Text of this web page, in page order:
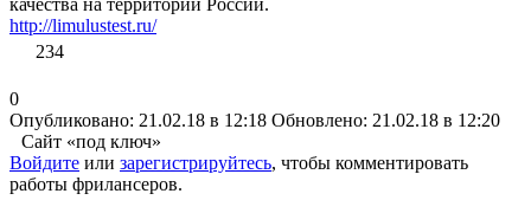
http://limulustest.ru/
234
0
Опубликовано: 21.02.18 в 12:18 Обновлено: 21.02.18 в 12:20
Сайт «под ключ»
Войдите или зарегистрируйтесь, чтобы комментировать
работы фрилансеров.